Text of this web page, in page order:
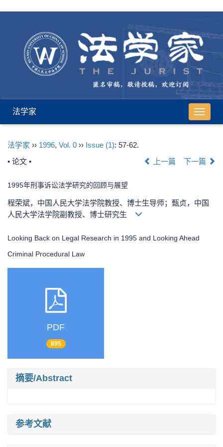
导
航
法学家
法学家 ›› 1996, Vol. 0 ›› Issue (1): 57-62.
• 论文 •
上一篇 下一篇
1995年刑事诉讼法学研究的回顾与展望
程荣斌，中国人民大学法学院教授、博士生导师；甄贞，中国
人民大学法学院副教授、博士研究生
Looking Back on Legal Research in 1995 and Looking Ahead
Criminal Procedural Law
PDF
895
摘要/Abstract
参考文献